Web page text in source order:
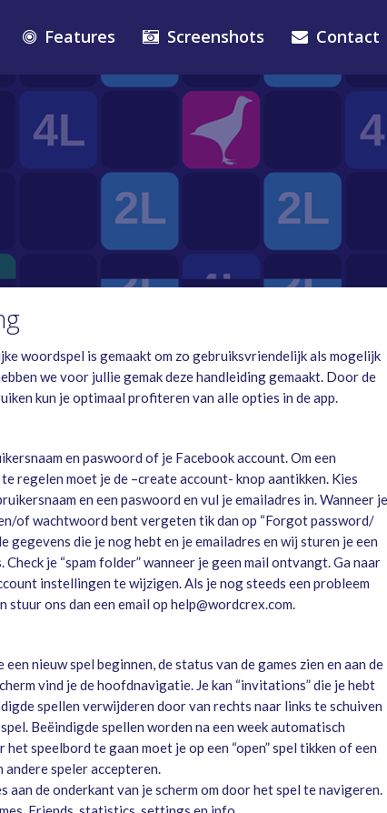
Features Screenshots Contact
woordspel is gemaakt om zo gebruiksvriendelijk als mogelijk
we voor jullie gemak deze handleiding gemaakt. Door de
kun je optimaal profiteren van alle opties in de app.
en paswoord of je Facebook account. Om een
regelen moet je de –create account- knop aantikken. Kies
en een paswoord en vul je emailadres in. Wanneer je
of wachtwoord bent vergeten tik dan op “Forgot password/
gegevens die je nog hebt en je emailadres en wij sturen je een
je “spam folder” wanneer je geen mail ontvangt. Ga naar
instellingen te wijzigen. Als je nog steeds een probleem
stuur ons dan een email op help@wordcrex.com.
een nieuw spel beginnen, de status van de games zien en aan de
vind je de hoofdnavigatie. Je kan “invitations” die je hebt
spellen verwijderen door van rechts naar links te schuiven
Beëindigde spellen worden na een week automatisch
het speelbord te gaan moet je op een “open” spel tikken of een
speler accepteren.
aan de onderkant van je scherm om door het spel te navigeren.